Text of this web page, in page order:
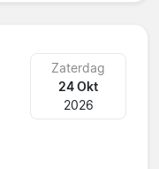
Zaterdag
24 Okt
2026